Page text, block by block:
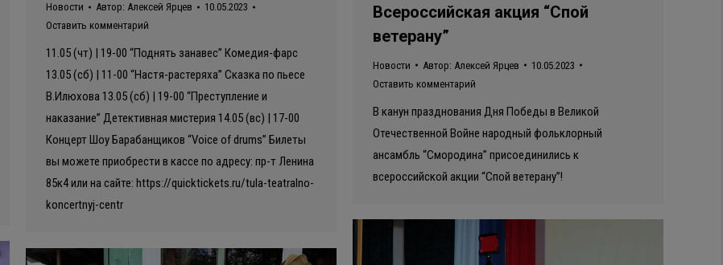
Новости Автор: Алексей Ярцев
10.05.2023
Оставить комментарий
11.05 (чт) | 19-00 “Поднять занавес” Комедия-фарс
13.05 (сб) | 11-00 “Настя-растеряха” Сказка по пьесе
В.Илюхова 13.05 (сб) | 19-00 “Преступление и
наказание” Детективная мистерия 14.05 (вс) | 17-00
Концерт Шоу Барабанщиков “Voice of drums” Билеты
вы можете приобрести в кассе по адресу: пр-т Ленина
85к4 или на сайте: https://quicktickets.ru/tula-teatralno-
koncertnyj-centr
Всероссийская акция “Спой
ветерану”
Новости Автор: Алексей Ярцев
10.05.2023
Оставить комментарий
В канун празднования Дня Победы в Великой
Отечественной Войне народный фольклорный
ансамбль “Смородина” присоединились к
всероссийской акции “Спой ветерану”!